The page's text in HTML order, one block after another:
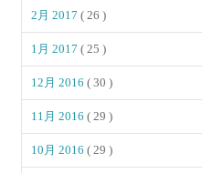
2月 2017( 26 )
1月 2017( 25 )
12月 2016( 30 )
11月 2016( 29 )
10月 2016( 29 )